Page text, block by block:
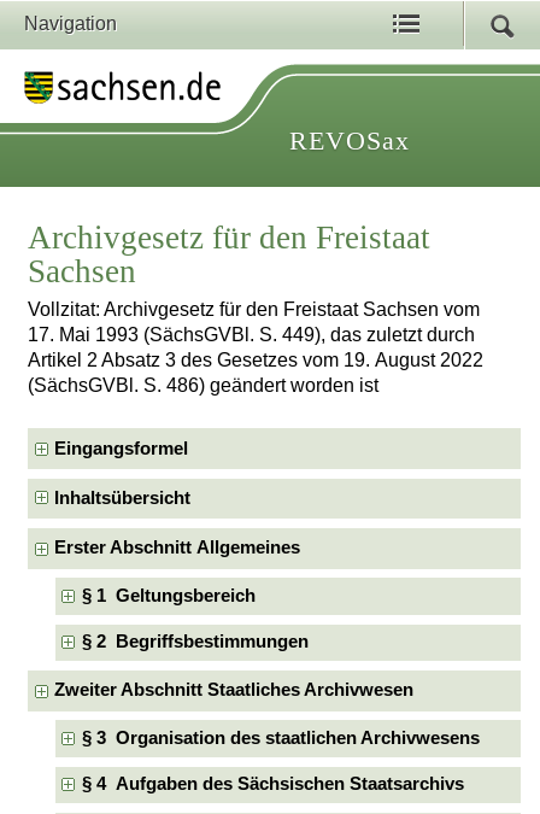
Navigation
REVOSax
Archivgesetz für den Freistaat
Sachsen
Vollzitat: Archivgesetz für den Freistaat Sachsen vom
17. Mai 1993 (SächsGVBl. S. 449), das zuletzt durch
Artikel 2 Absatz 3 des Gesetzes vom 19. August 2022
(SächsGVBl. S. 486) geändert worden ist
Eingangsformel
Inhaltsübersicht
Erster Abschnitt Allgemeines
§ 1 Geltungsbereich
§ 2 Begriffsbestimmungen
Zweiter Abschnitt Staatliches Archivwesen
§ 3 Organisation des staatlichen Archivwesens
§ 4 Aufgaben des Sächsischen Staatsarchivs